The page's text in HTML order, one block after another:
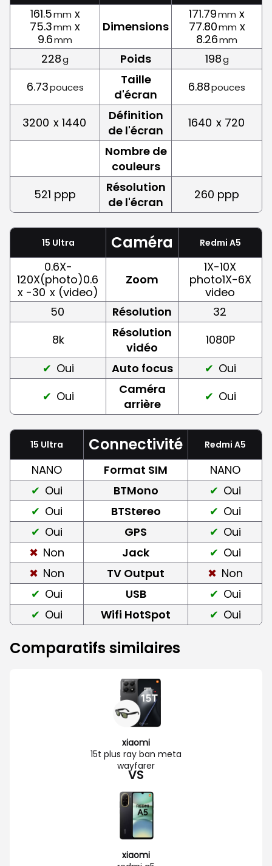
161.5mm x
75.3mm x
9.6mm
Dimensions
171.79mm x
77.80mm x
8.26mm
228g Poids 198g
6.73pouces
Taille
d'écran
6.88pouces
3200 x 1440
Définition
de l'écran
1640 x 720
Nombre de
couleurs
521 ppp
Résolution
de l'écran
260 ppp
15 Ultra Caméra Redmi A5
0.6X-
120X(photo)0.6
x -30 x (video)
Zoom
1X-10X
photo1X-6X
video
50
Résolution
32
8k
Résolution
vidéo
1080P
Oui
Auto focus
Oui
Oui
Caméra
arrière
Oui
15 Ultra Connectivité Redmi A5
NANO Format SIM
NANO
Oui
BTMono
Oui
Oui
BTStereo
Oui
Oui
GPS
Oui
Non
Jack
Oui
Non
TV Output
Non
Oui
USB
Oui
Oui
Wifi HotSpot Oui
Comparatifs similaires
xiaomi
15t plus ray ban meta
wayfarer
VS
xiaomi